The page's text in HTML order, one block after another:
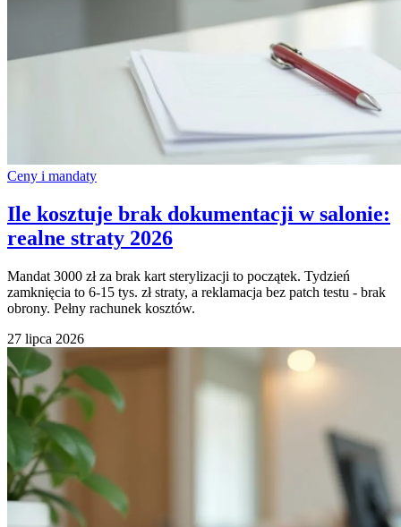
Ceny i mandaty
Ile kosztuje brak dokumentacji w salonie:
realne straty 2026
Mandat 3000 zł za brak kart sterylizacji to początek. Tydzień
zamknięcia to 6-15 tys. zł straty, a reklamacja bez patch testu - brak
obrony. Pełny rachunek kosztów.
27 lipca 2026